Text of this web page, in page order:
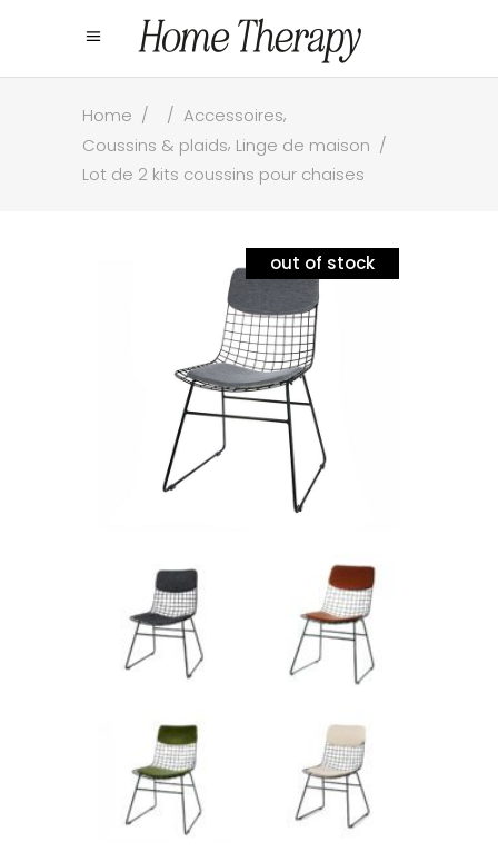
Home / / Accessoires,
Coussins & plaids, Linge de maison /
Lot de 2 kits coussins pour chaises
out of stock